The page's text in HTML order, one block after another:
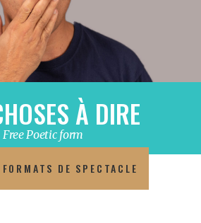
Free Poetic form
À DIRE
DE SPECTACLE